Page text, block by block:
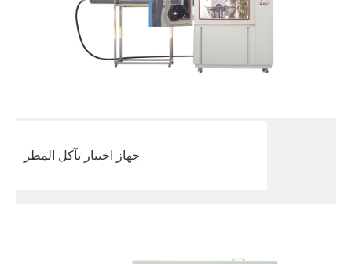
جهاز اختبار تآكل المطر